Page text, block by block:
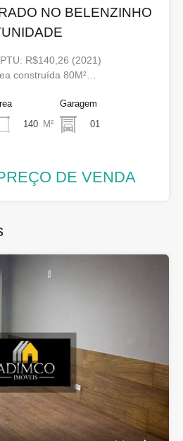
NO BELENZINHO
R$140,26 (2021)
construída 80M²…
140 M²
Garagem
01
DE VENDA